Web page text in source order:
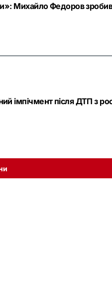
Михайло Федоров
імпічмент після ДТП з